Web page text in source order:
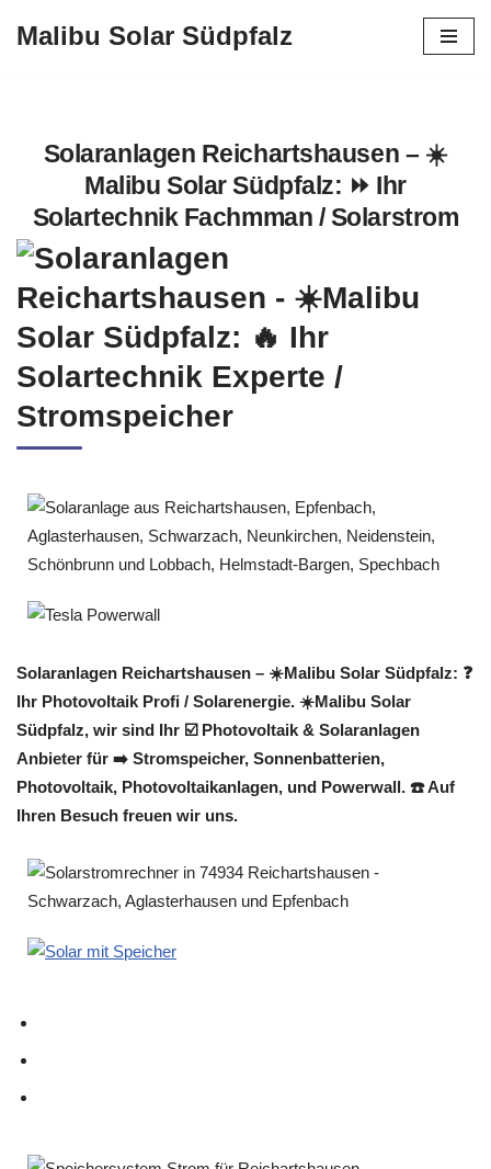
Malibu Solar Südpfalz
Solaranlagen Reichartshausen – ☀️
Malibu Solar Südpfalz: ⏩ Ihr
Solartechnik Fachmman / Solarstrom
Solaranlagen Reichartshausen – ☀️Malibu Solar Südpfalz: ❓️
Ihr Photovoltaik Profi / Solarenergie. ☀️Malibu Solar
Südpfalz, wir sind Ihr ☑️ Photovoltaik & Solaranlagen
Anbieter für ➡️ Stromspeicher, Sonnenbatterien,
Photovoltaik, Photovoltaikanlagen, und Powerwall. ☎️ Auf
Ihren Besuch freuen wir uns.